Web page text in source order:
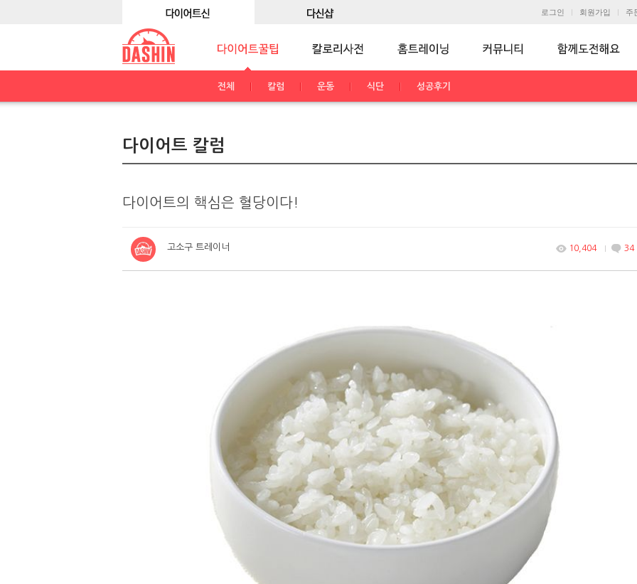
로그인 회원가입 주
전체 칼럼 운동 식단 성공후기
다이어트 칼럼
다이어트의 핵심은 혈당이다!
고소구 트레이너 10,404 34